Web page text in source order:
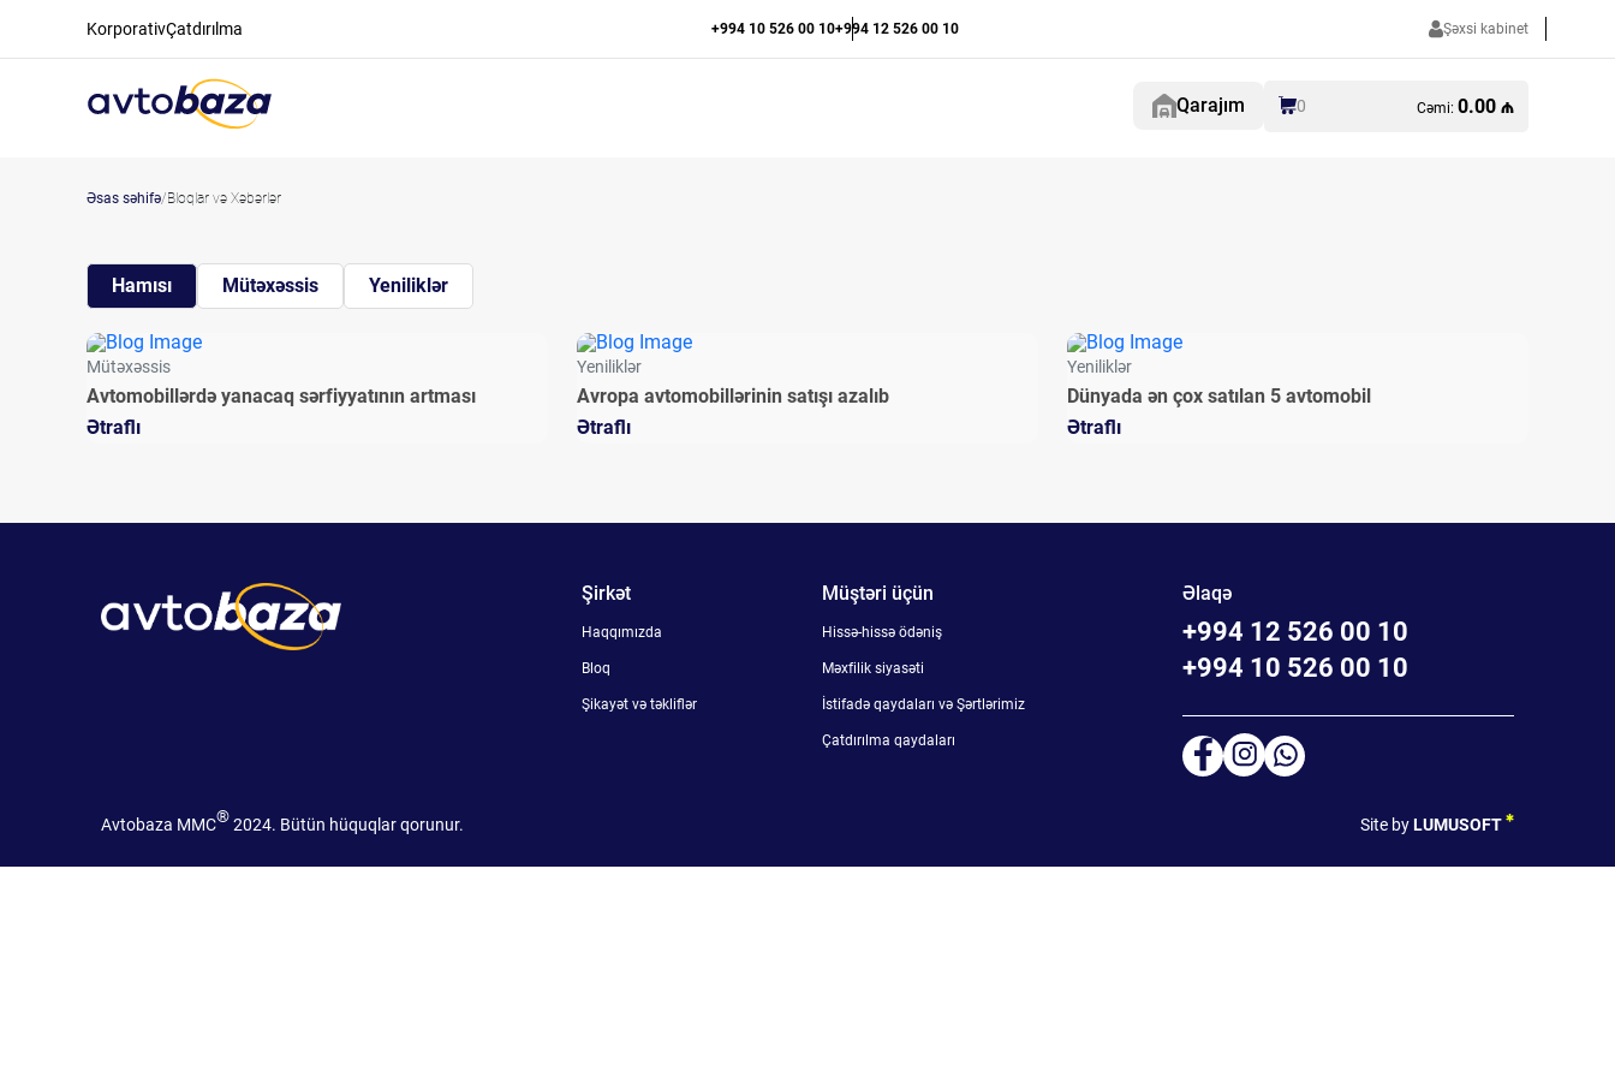
KorporativÇatdırılma +994 10 526 00 10+994 12 526 00 10 Şəxsi kabinet
Qarajım 0 Cəmi: 0.00 ₼
Əsas səhifə Bloqlar və Xəbərlər
Hamısı Mütəxəssis Yeniliklər
Mütəxəssis
Avtomobillərdə yanacaq sərfiyyatının artması
Ətraflı
Yeniliklər
Avropa avtomobillərinin satışı azalıb
Ətraflı
Yeniliklər
Dünyada ən çox satılan 5 avtomobil
Ətraflı
Şirkət
Haqqımızda
Bloq
Şikayət və təkliflər
Müştəri üçün
Hissə-hissə ödəniş
Məxfilik siyasəti
İstifadə qaydaları və Şərtlərimiz
Çatdırılma qaydaları
Əlaqə
+994 12 526 00 10
+994 10 526 00 10
Avtobaza MMC®2024. Bütün hüquqlar qorunur. Site byLUMUSOFT